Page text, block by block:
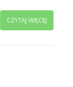
CZYTAJ WIĘCEJ